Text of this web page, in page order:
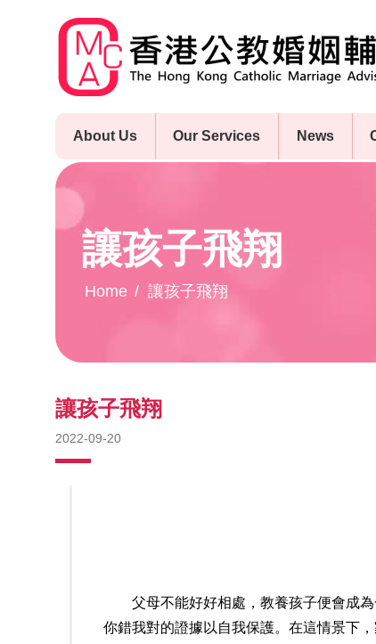
About Us Our Services News
讓孩子飛翔
Home 讓孩子飛翔
讓孩子飛翔
2022-09-20
父母不能好好相處，教養孩子便會成為
你錯我對的證據以自我保護。在這情景下